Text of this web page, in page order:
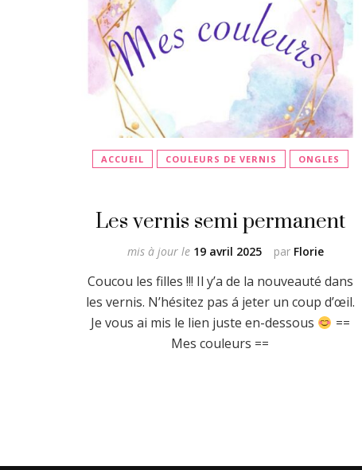
ACCUEIL COULEURS DE VERNIS ONGLES
Les vernis semi permanent
par Florie
mis à jour le 19 avril 2025
Coucou les filles !!! Il y’a de la nouveauté dans
les vernis. N’hésitez pas á jeter un coup d’œil.
Je vous ai mis le lien juste en-dessous
==
Mes couleurs ==